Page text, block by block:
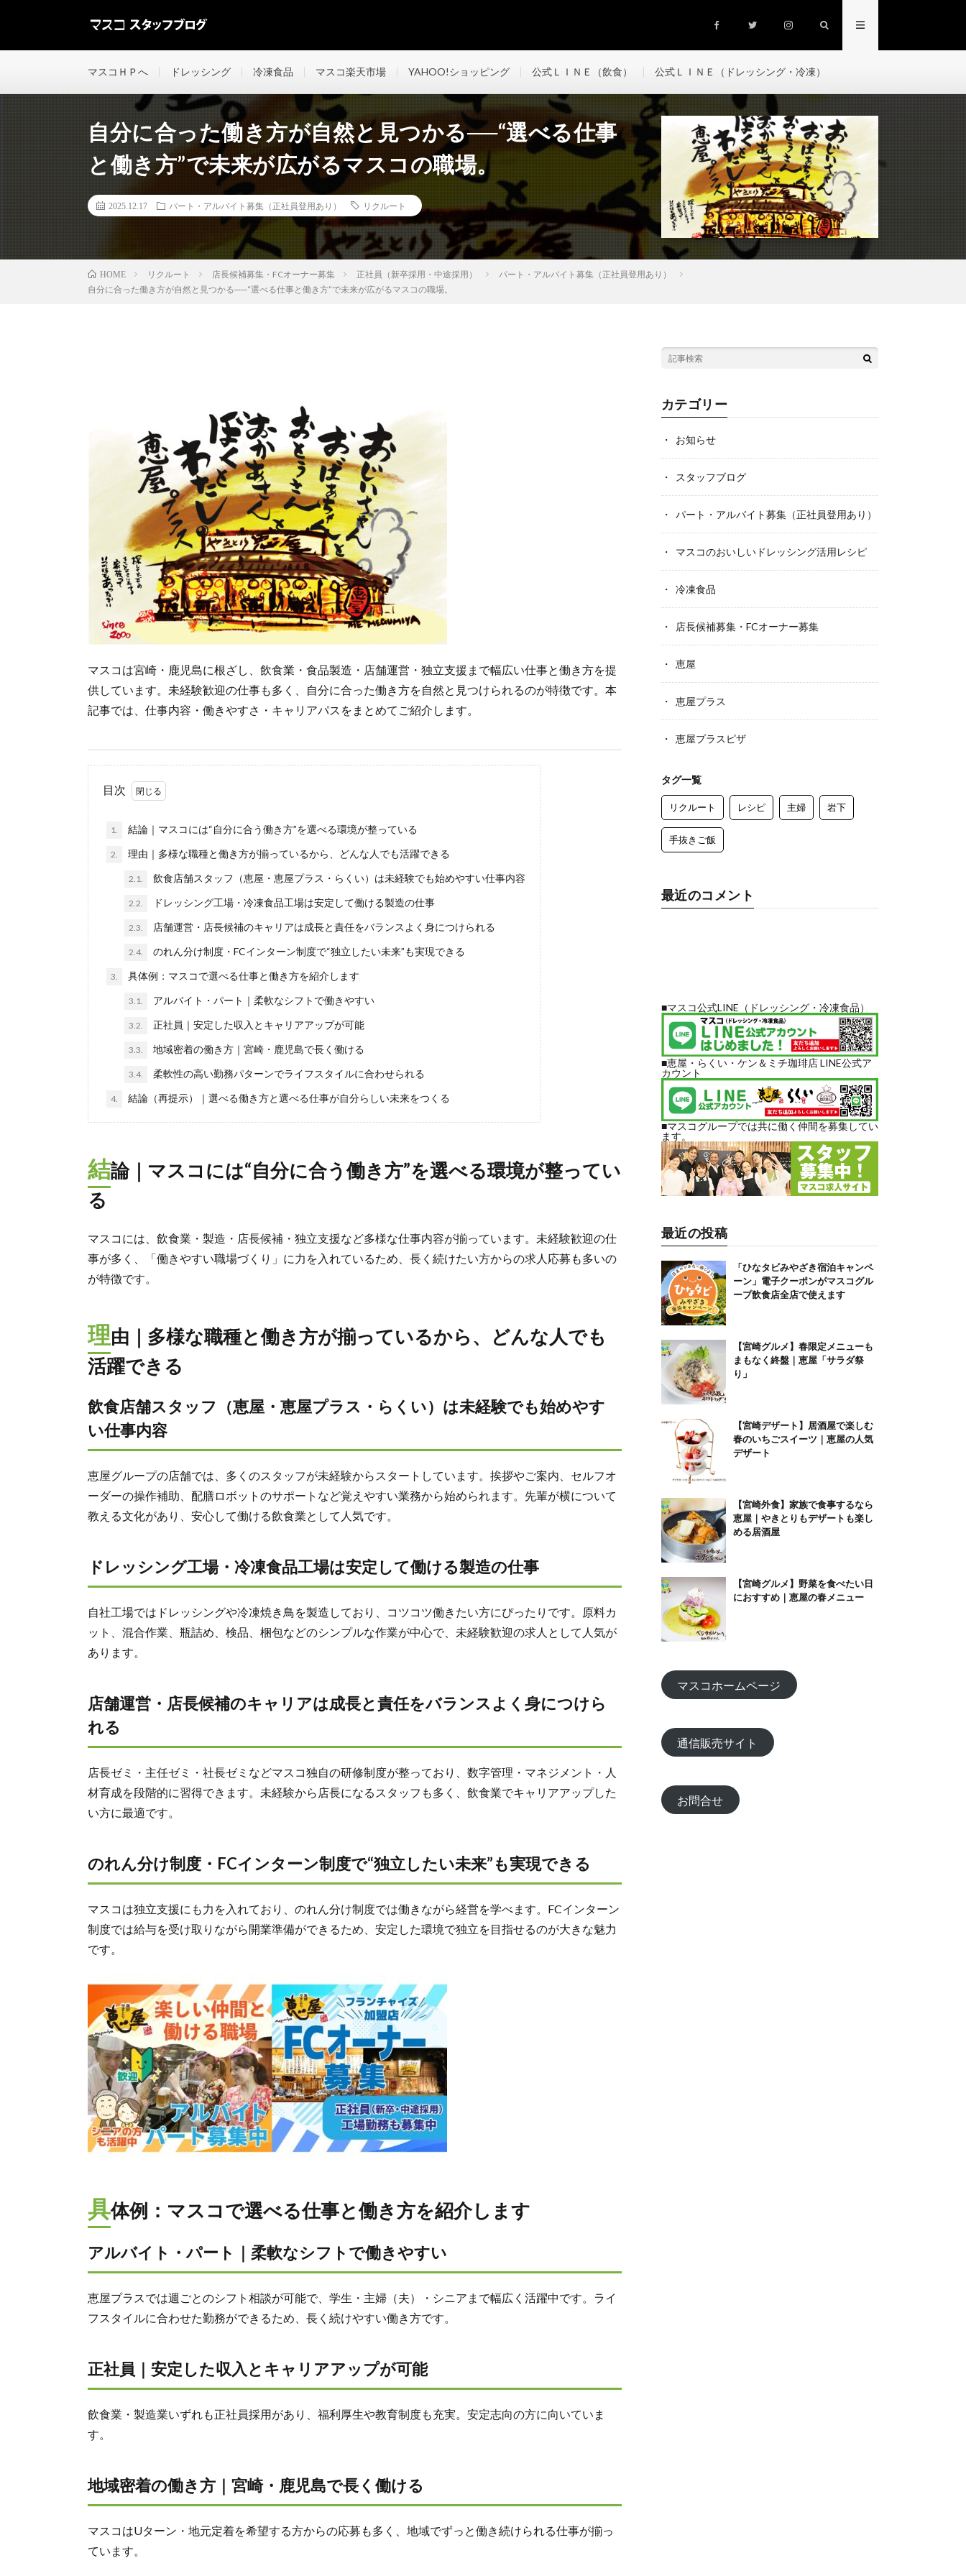
マスコＨＰへ ドレッシング 冷凍食品 マスコ楽天市場 YAHOO!ショッピング 公式ＬＩＮＥ（飲食） 公式ＬＩＮＥ（ドレッシング・冷凍）
自分に合った働き方が自然と見つかる──“選べる仕事
と働き方”で未来が広がるマスコの職場。
2025.12.17 パート・アルバイト募集（正社員登用あり） リクルート
HOME リクルート 店長候補募集・FCオーナー募集 正社員（新卒採用・中途採用）
パート・アルバイト募集（正社員登用あり）
自分に合った働き方が自然と見つかる──“選べる仕事と働き方”で未来が広がるマスコの職場。
マスコは宮崎・鹿児島に根ざし、飲食業・食品製造・店舗運営・独立支援まで幅広い仕事と働き方を提
供しています。未経験歓迎の仕事も多く、自分に合った働き方を自然と見つけられるのが特徴です。本
記事では、仕事内容・働きやすさ・キャリアパスをまとめてご紹介します。
目次
1. 結論｜マスコには“自分に合う働き方”を選べる環境が整っている
2. 理由｜多様な職種と働き方が揃っているから、どんな人でも活躍できる
2.1. 飲食店舗スタッフ（恵屋・恵屋プラス・らくい）は未経験でも始めやすい仕事内容
2.2. ドレッシング工場・冷凍食品工場は安定して働ける製造の仕事
2.3. 店舗運営・店長候補のキャリアは成長と責任をバランスよく身につけられる
2.4. のれん分け制度・FCインターン制度で“独立したい未来”も実現できる
3. 具体例：マスコで選べる仕事と働き方を紹介します
3.1. アルバイト・パート｜柔軟なシフトで働きやすい
3.2. 正社員｜安定した収入とキャリアアップが可能
3.3. 地域密着の働き方｜宮崎・鹿児島で長く働ける
3.4. 柔軟性の高い勤務パターンでライフスタイルに合わせられる
4. 結論（再提示）｜選べる働き方と選べる仕事が自分らしい未来をつくる
結論｜マスコには“自分に合う働き方”を選べる環境が整ってい
る
マスコには、飲食業・製造・店長候補・独立支援など多様な仕事内容が揃っています。未経験歓迎の仕
事が多く、「働きやすい職場づくり」に力を入れているため、長く続けたい方からの求人応募も多いの
が特徴です。
理由｜多様な職種と働き方が揃っているから、どんな人でも
活躍できる
飲食店舗スタッフ（恵屋・恵屋プラス・らくい）は未経験でも始めやす
い仕事内容
恵屋グループの店舗では、多くのスタッフが未経験からスタートしています。挨拶やご案内、セルフオ
ーダーの操作補助、配膳ロボットのサポートなど覚えやすい業務から始められます。先輩が横について
教える文化があり、安心して働ける飲食業として人気です。
ドレッシング工場・冷凍食品工場は安定して働ける製造の仕事
自社工場ではドレッシングや冷凍焼き鳥を製造しており、コツコツ働きたい方にぴったりです。原料カ
ット、混合作業、瓶詰め、検品、梱包などのシンプルな作業が中心で、未経験歓迎の求人として人気が
あります。
店舗運営・店長候補のキャリアは成長と責任をバランスよく身につけら
れる
店長ゼミ・主任ゼミ・社長ゼミなどマスコ独自の研修制度が整っており、数字管理・マネジメント・人
材育成を段階的に習得できます。未経験から店長になるスタッフも多く、飲食業でキャリアアップした
い方に最適です。
のれん分け制度・FCインターン制度で“独立したい未来”も実現できる
マスコは独立支援にも力を入れており、のれん分け制度では働きながら経営を学べます。FCインターン
制度では給与を受け取りながら開業準備ができるため、安定した環境で独立を目指せるのが大きな魅力
です。
具体例：マスコで選べる仕事と働き方を紹介します
アルバイト・パート｜柔軟なシフトで働きやすい
恵屋プラスでは週ごとのシフト相談が可能で、学生・主婦（夫）・シニアまで幅広く活躍中です。ライ
フスタイルに合わせた勤務ができるため、長く続けやすい働き方です。
正社員｜安定した収入とキャリアアップが可能
飲食業・製造業いずれも正社員採用があり、福利厚生や教育制度も充実。安定志向の方に向いていま
す。
地域密着の働き方｜宮崎・鹿児島で長く働ける
マスコはUターン・地元定着を希望する方からの応募も多く、地域でずっと働き続けられる仕事が揃っ
ています。
カテゴリー
お知らせ
スタッフブログ
パート・アルバイト募集（正社員登用あり）
マスコのおいしいドレッシング活用レシピ
冷凍食品
店長候補募集・FCオーナー募集
恵屋
恵屋プラス
恵屋プラスピザ
タグ一覧
リクルート レシピ 主婦 岩下
手抜きご飯
最近のコメント
■マスコ公式LINE（ドレッシング・冷凍食品）
■恵屋・らくい・ケン＆ミチ珈琲店 LINE公式ア
カウント
■マスコグループでは共に働く仲間を募集してい
ます。
最近の投稿
「ひなタビみやざき宿泊キャンペ
ーン」電子クーポンがマスコグル
ープ飲食店全店で使えます
【宮崎グルメ】春限定メニューも
まもなく終盤｜恵屋「サラダ祭
り」
【宮崎デザート】居酒屋で楽しむ
春のいちごスイーツ｜恵屋の人気
デザート
【宮崎外食】家族で食事するなら
恵屋｜やきとりもデザートも楽し
める居酒屋
【宮崎グルメ】野菜を食べたい日
におすすめ｜恵屋の春メニュー
マスコホームページ
通信販売サイト
お問合せ